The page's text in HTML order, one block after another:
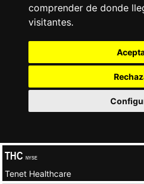
comprender de donde
visitantes.
THC NYSE
Tenet Healthcare